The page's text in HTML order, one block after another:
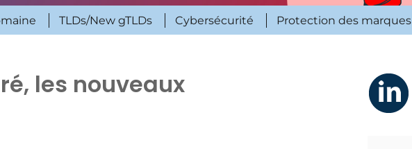
TLDs/New gTLDs Cybersécurité Protection des marques
les nouveaux